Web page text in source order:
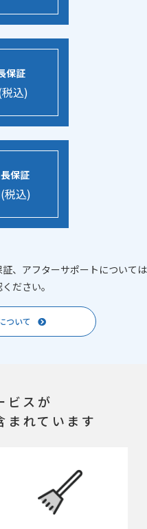
保証
込)
保証
税込)
、アフターサポートについては
ださい。
ついて
ビスが
まれています